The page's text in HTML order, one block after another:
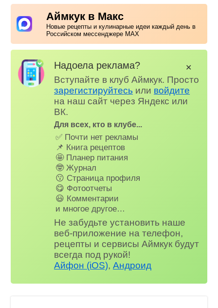
Аймкук в Макс
Новые рецепты и кулинарные идеи каждый день в
Российском мессенджере MAX
Надоела реклама?
Вступайте в клуб Аймкук. Просто
зарегистируйтесь или войдите
на наш сайт через Яндекс или
ВК.
Для всех, кто в клубе...
✅ Почти нет рекламы
📌 Книга рецептов
🤩 Планер питания
🤓 Журнал
😗 Страница профиля
😋 Фотоотчеты
😃 Комментарии
и многое другое…
Не забудьте установить наше
веб-приложение на телефон,
рецепты и сервисы Аймкук будут
всегда под рукой!
Айфон (iOS),Андроид
✕